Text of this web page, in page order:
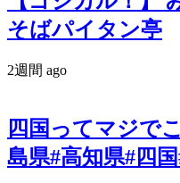
そばパイタン亭
2週間 ago
四国ってマジで
島県#高知県#四